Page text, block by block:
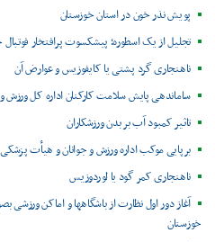
پویش نذر خون در استان خوزستان
تجلیل از یک اسطوره؛ پیشکسوت پرافتخار
ناهنجاری گرد پشتی یا کایفوزیس و عوارض آن
ساماندهی پایش سلامت کارکنان اداره کل ورزش
تاثیر کمبود آب بر بدن ورزشکاران
برپایی موکب اداره ورزش و جوانان و هیأت
ناهنجاری کمر گود یا لوردوزیس
آغاز دور اول نظارت از باشگاهها و اماکن
خوزستان